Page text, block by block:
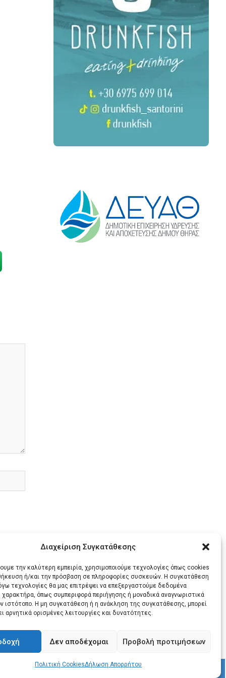
Διαχείριση Συγκατάθεσης
την καλύτερη εμπειρία, χρησιμοποιούμε τεχνολογίες όπως cookies
ή/και την πρόσβαση σε πληροφορίες συσκευών. Η συγκατάθεση
τεχνολογίες θα μας επιτρέψει να επεξεργαστούμε δεδομένα
όπως συμπεριφορά περιήγησης ή μοναδικά αναγνωριστικά
ιστότοπο. Η μη συγκατάθεση ή η ανάκληση της συγκατάθεσης, μπορεί
αρνητικά ορισμένες λειτουργίες και δυνατότητες.
Δεν αποδέχομαι Προβολή προτιμήσεων
Πολιτική CookiesΔήλωση Απορρήτου
Τοποθέτηση Προέδρου Επιμελητηρίου Κυκλάδων σχετικά με την Κρουαζιέρα στη Σαντορίνη